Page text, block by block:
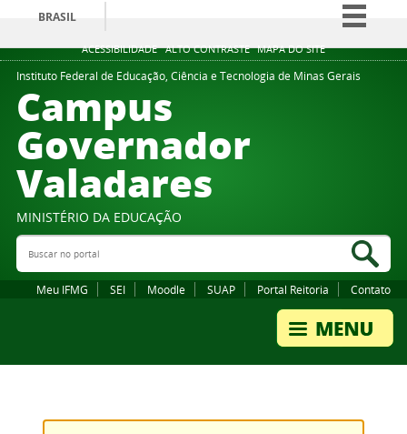
ACESSIBILIDADE ALTO CONTRASTE MAPA DO SITE
BRASIL
Simplifique!
Comunica BR
Instituto Federal de Educação, Ciência e Tecnologia de Minas Gerais
Campus
Governador
Valadares
MINISTÉRIO DA EDUCAÇÃO
Buscar no portal
Meu IFMG SEI Moodle SUAP Portal Reitoria Contato